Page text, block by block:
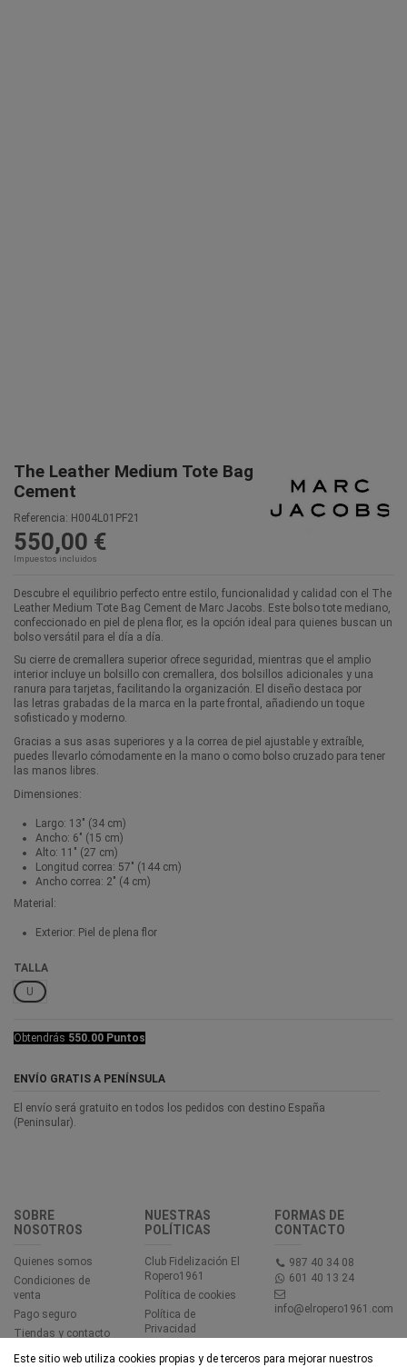
The Leather Medium Tote Bag
Cement
Referencia: H004L01PF21
550,00 €
Impuestos incluidos
Descubre el equilibrio perfecto entre estilo, funcionalidad y calidad con el The
Leather Medium Tote Bag Cement de Marc Jacobs. Este bolso tote mediano,
confeccionado en piel de plena flor, es la opción ideal para quienes buscan un
bolso versátil para el día a día.
Su cierre de cremallera superior ofrece seguridad, mientras que el amplio
interior incluye un bolsillo con cremallera, dos bolsillos adicionales y una
ranura para tarjetas, facilitando la organización. El diseño destaca por
las letras grabadas de la marca en la parte frontal, añadiendo un toque
sofisticado y moderno.
Gracias a sus asas superiores y a la correa de piel ajustable y extraíble,
puedes llevarlo cómodamente en la mano o como bolso cruzado para tener
las manos libres.
Dimensiones:
Largo: 13" (34 cm)
Ancho: 6" (15 cm)
Alto: 11" (27 cm)
Longitud correa: 57" (144 cm)
Ancho correa: 2" (4 cm)
Material:
Exterior: Piel de plena flor
TALLA
U
Obtendrás 550.00 Puntos
ENVÍO GRATIS A PENÍNSULA
El envío será gratuito en todos los pedidos con destino España
(Peninsular).
SOBRE
NOSOTROS
Quienes somos
Condiciones de
venta
Pago seguro
Tiendas y contacto
NUESTRAS
POLÍTICAS
Club Fidelización El
Ropero1961
Política de cookies
Política de
Privacidad
FORMAS DE
CONTACTO
987 40 34 08
601 40 13 24
info@elropero1961.com
Este sitio web utiliza cookies propias y de terceros para mejorar nuestros